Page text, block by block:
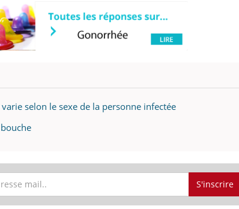
selon le sexe de la personne infectée
S'inscrire